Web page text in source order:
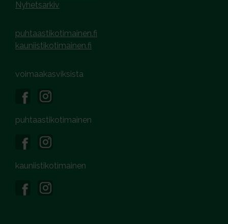
Nyhetsarkiv
puhtaastikotimainen.fi
kauniistikotimainen.fi
voimaakasviksista
puhtaastikotimainen
kauniistikotimainen